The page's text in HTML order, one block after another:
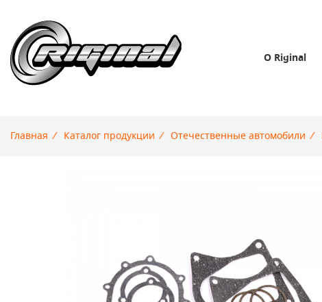
О Riginal
Главная / Каталог продукции / Отечественные автомобили /